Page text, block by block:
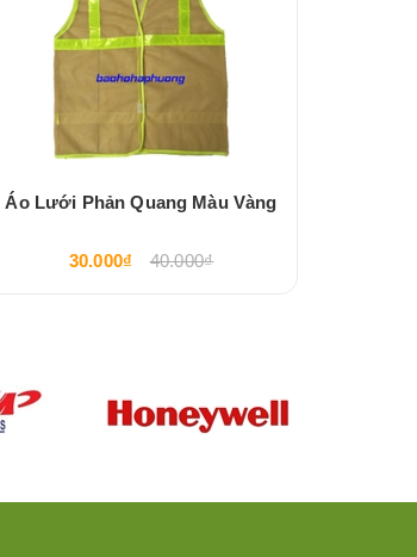
Áo Lưới Phản Quang Màu Vàng
30.000₫ 40.000₫